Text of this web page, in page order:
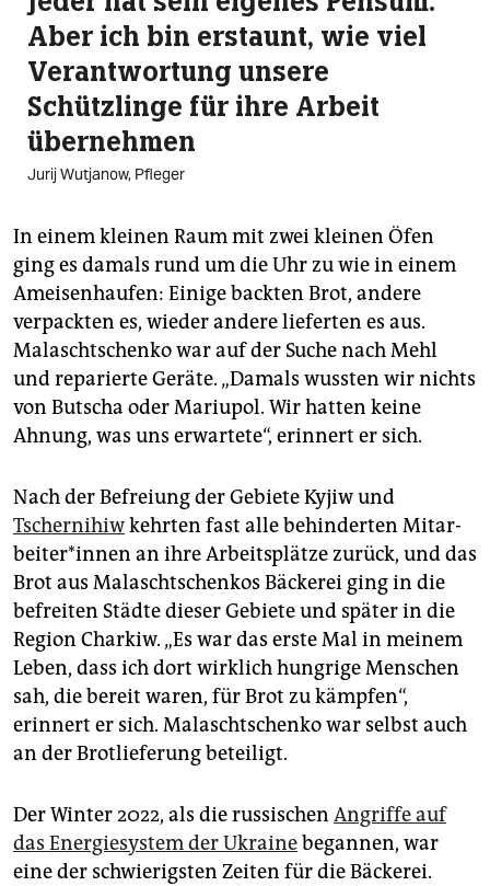
Aber ich bin erstaunt, wie viel
Verantwortung unsere
Schützlinge für ihre Arbeit
übernehmen
Jurij Wutjanow, Pfleger
In einem kleinen Raum mit zwei kleinen Öfen
ging es damals rund um die Uhr zu wie in einem
Ameisenhaufen: Einige backten Brot, andere
verpackten es, wieder andere lieferten es aus.
Malaschtschenko war auf der Suche nach Mehl
und reparierte Geräte. „Damals wussten wir nichts
von Butscha oder Mariupol. Wir hatten keine
Ahnung, was uns erwartete“, erinnert er sich.
Nach der Befreiung der Gebiete Kyjiw und
Tschernihiwkehrten fast alle behinderten Mit­ar­
bei­te­r*in­nen an ihre Arbeitsplätze zurück, und das
Brot aus Malaschtschenkos Bäckerei ging in die
befreiten Städte dieser Gebiete und später in die
Region Charkiw. „Es war das erste Mal in meinem
Leben, dass ich dort wirklich hungrige Menschen
sah, die bereit waren, für Brot zu kämpfen“,
erinnert er sich. Malaschtschenko war selbst auch
an der Brotlieferung beteiligt.
Der Winter 2022, als die russischen Angriffe auf
das Energiesystem der Ukrainebegannen, war
eine der schwierigsten Zeiten für die Bäckerei.